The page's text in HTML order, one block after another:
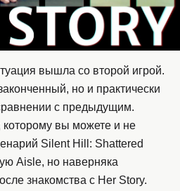
вышла со второй игрой.
но и практически
с предыдущим.
вы можете и не
Silent Hill: Shattered
Aisle, но наверняка
знакомства с Her Story.